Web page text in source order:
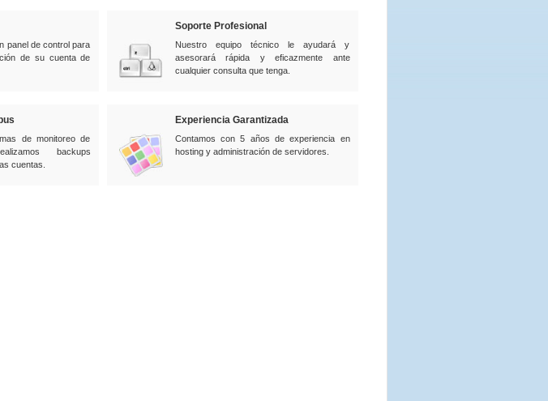
panel de control para
de su cuenta de
Soporte Profesional
Nuestro equipo técnico le ayudará y
asesorará rápida y eficazmente ante
cualquier consulta que tenga.
de monitoreo de
backups
cuentas.
Experiencia Garantizada
Contamos con 5 años de experiencia en
hosting y administración de servidores.